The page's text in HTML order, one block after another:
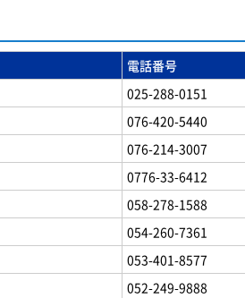
電話番号
025-288-0151
076-420-5440
076-214-3007
0776-33-6412
058-278-1588
054-260-7361
053-401-8577
052-249-9888